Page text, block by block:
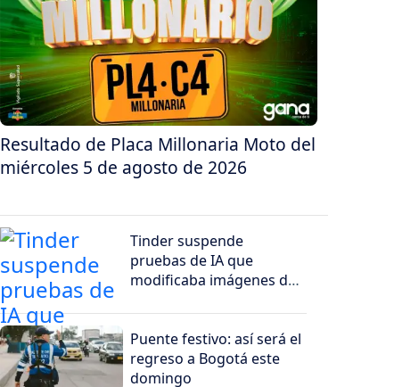
Resultado de Placa Millonaria Moto del
miércoles 5 de agosto de 2026
Tinder suspende
pruebas de IA que
modificaba imágenes de
usuarios
Puente festivo: así será el
regreso a Bogotá este
domingo